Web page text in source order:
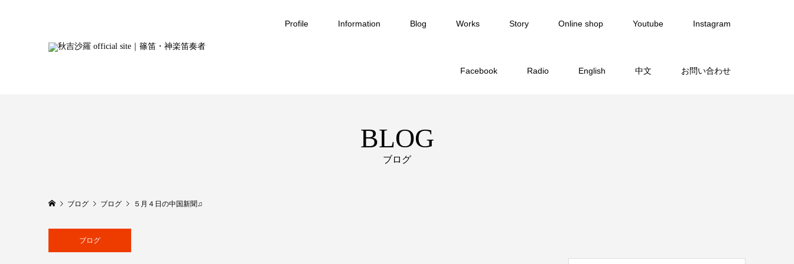
Profile Information Blog Works Story Online shop Youtube Instagram
Facebook Radio English 中文 お問い合わせ
BLOG
ブログ
ブログ ブログ ５月４日の中国新聞♫
ブログ